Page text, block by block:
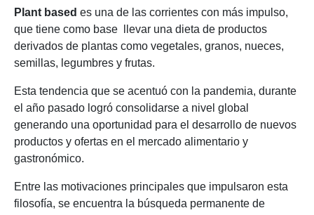
Plant based es una de las corrientes con más impulso,
que tiene como base llevar una dieta de productos
derivados de plantas como vegetales, granos, nueces,
semillas, legumbres y frutas.
Esta tendencia que se acentuó con la pandemia, durante
el año pasado logró consolidarse a nivel global
generando una oportunidad para el desarrollo de nuevos
productos y ofertas en el mercado alimentario y
gastronómico.
Entre las motivaciones principales que impulsaron esta
filosofía, se encuentra la búsqueda permanente de